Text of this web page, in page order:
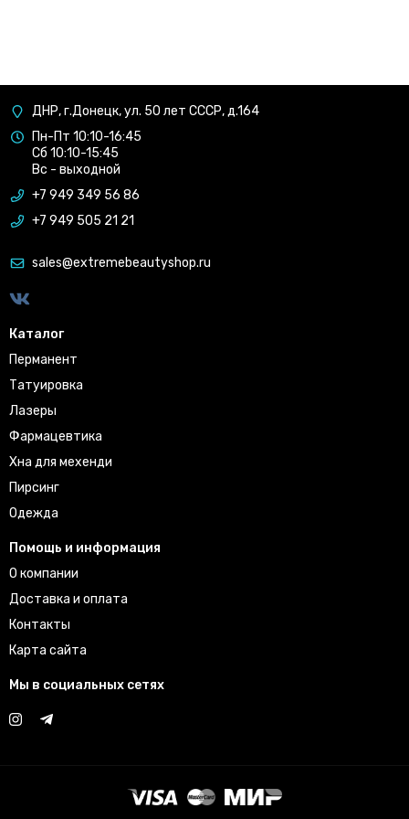
ДНР, г.Донецк, ул. 50 лет СССР, д.164
Пн-Пт 10:10-16:45
Сб 10:10-15:45
Вс - выходной
+7 949 349 56 86
+7 949 505 21 21
sales@extremebeautyshop.ru
Каталог
Перманент
Татуировка
Лазеры
Фармацевтика
Хна для мехенди
Пирсинг
Одежда
Помощь и информация
О компании
Доставка и оплата
Контакты
Карта сайта
Мы в социальных сетях